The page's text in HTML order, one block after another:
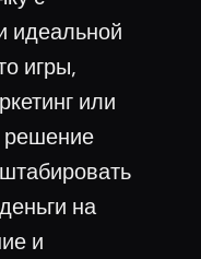
идеальной
игры,
или
решение
на
и